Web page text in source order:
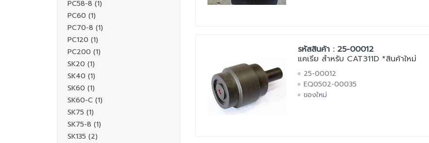
PC58-8 (1)
PC60 (1)
PC70-8 (1)
PC120 (1)
PC200 (1)
SK20 (1)
SK40 (1)
SK60 (1)
SK60-C (1)
SK75 (1)
SK75-8 (1)
SK135 (2)
รหัสสินค้า : 25-00012
แคเรีย สำหรับ CAT311D *สินค้าใหม่
25-00012
EQ0502-00035
ของใหม่